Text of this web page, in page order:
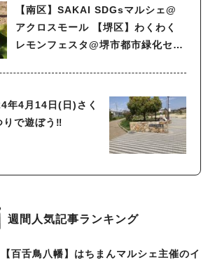
【南区】SAKAI SDGsマルシェ@
アクロスモール 【堺区】わくわく
レモンフェスタ@堺市都市緑化セン
年4月14日(日)さく
りで遊ぼう‼︎
週間人気記事ランキング
【百舌鳥八幡】はちまんマルシェ主催のイ